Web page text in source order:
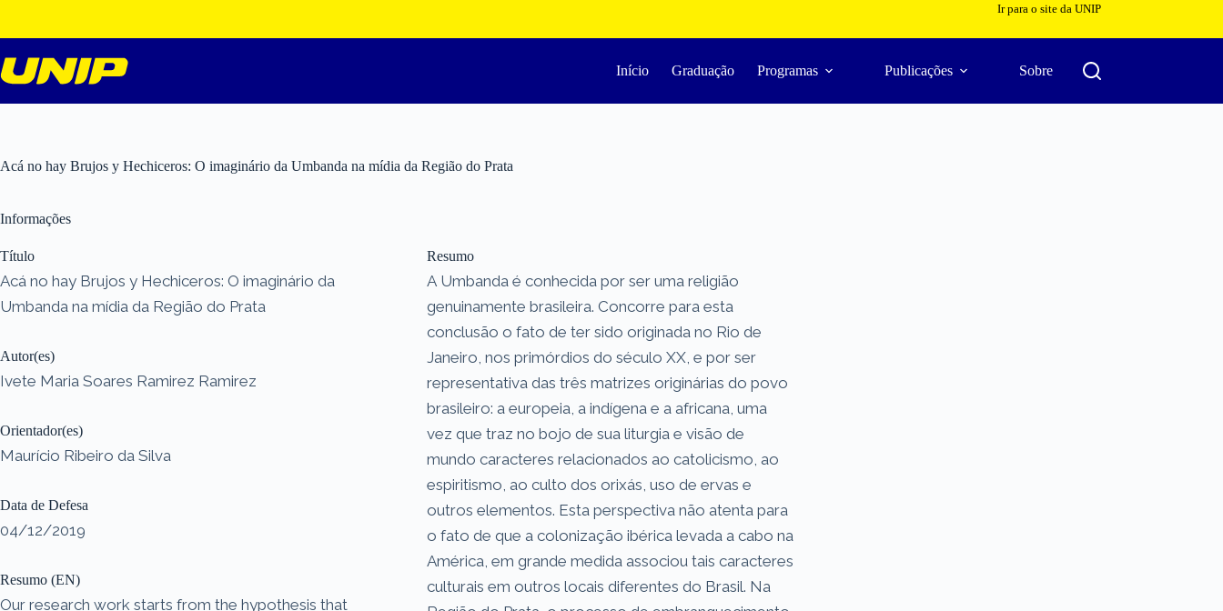
o
conteúdo
Ir para o site da UNIP
Início Graduação Programas Publicações Sobre
Acá no hay Brujos y Hechiceros: O imaginário da Umbanda na mídia da Região do Prata
Informações
Título
Acá no hay Brujos y Hechiceros: O imaginário da
Umbanda na mídia da Região do Prata
Autor(es)
Ivete Maria Soares Ramirez Ramirez
Orientador(es)
Maurício Ribeiro da Silva
Data de Defesa
04/12/2019
Resumo (EN)
Our research work starts from the hypothesis that
Resumo
A Umbanda é conhecida por ser uma religião
genuinamente brasileira. Concorre para esta
conclusão o fato de ter sido originada no Rio de
Janeiro, nos primórdios do século XX, e por ser
representativa das três matrizes originárias do povo
brasileiro: a europeia, a indígena e a africana, uma
vez que traz no bojo de sua liturgia e visão de
mundo caracteres relacionados ao catolicismo, ao
espiritismo, ao culto dos orixás, uso de ervas e
outros elementos. Esta perspectiva não atenta para
o fato de que a colonização ibérica levada a cabo na
América, em grande medida associou tais caracteres
culturais em outros locais diferentes do Brasil. Na